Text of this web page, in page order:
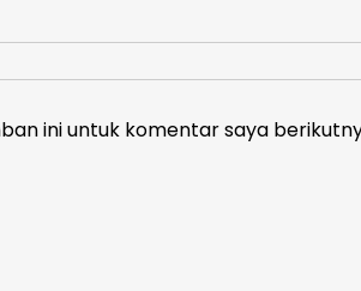
ini untuk komentar saya